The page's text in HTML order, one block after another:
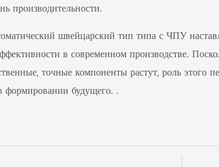
производительности.
швейцарский тип типа с ЧПУ
в современном производстве.
точные компоненты растут, роль этого
формировании будущего. .